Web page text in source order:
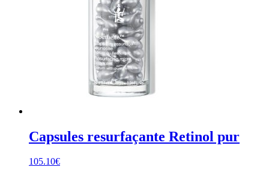
Capsules resurfaçante Retinol pur
105.10€